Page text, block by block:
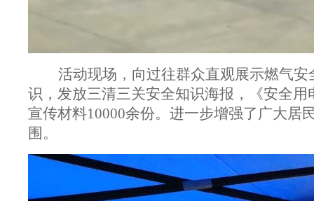
活动现场，向过往群众直观展示燃气
识，发放三清三关安全知识海报，《安全
宣传材料10000余份。进一步增强了广大居
围。